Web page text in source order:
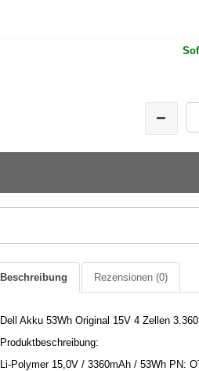
Beschreibung Rezensionen (0)
Dell Akku 53Wh Original 15V 4 Zellen
Produktbeschreibung:
Li-Polymer 15,0V / 3360mAh / 53Wh PN: